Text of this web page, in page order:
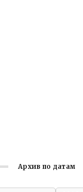
Архив по датам